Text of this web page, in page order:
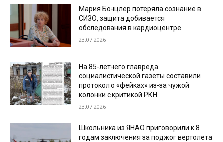
Мария Бонцлер потеряла сознание в
СИЗО, защита добивается
обследования в кардиоцентре
23.07.2026
На 85-летнего главреда
социалистической газеты составили
протокол о «фейках» из-за чужой
колонки с критикой РКН
23.07.2026
Школьника из ЯНАО приговорили к 8
годам заключения за поджог вертолета